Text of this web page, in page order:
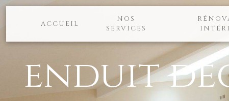
Panneau de gestion des cookies
ACCUEIL
NOS
SERVICES
enduit